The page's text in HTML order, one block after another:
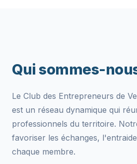
Qui sommes-
Le Club des Entrepreneurs de
est un réseau dynamique qui
professionnels du territoire.
favoriser les échanges,
chaque membre.